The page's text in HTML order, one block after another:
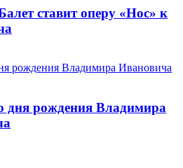
ставит оперу «Нос» к
дня рождения Владимира